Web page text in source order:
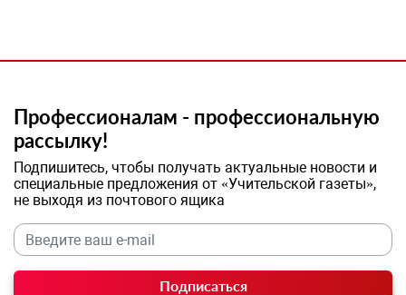
Профессионалам - профессиональную
рассылку!
Подпишитесь, чтобы получать актуальные новости и
специальные предложения от «Учительской газеты»,
не выходя из почтового ящика
Подписаться